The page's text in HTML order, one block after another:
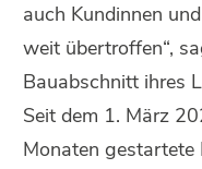
auch Kundinnen
weit übertroffen“,
Bauabschnitt ihres
Seit dem 1. März
Monaten gestartete